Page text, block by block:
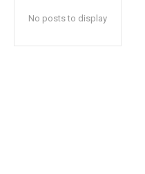
No posts to display